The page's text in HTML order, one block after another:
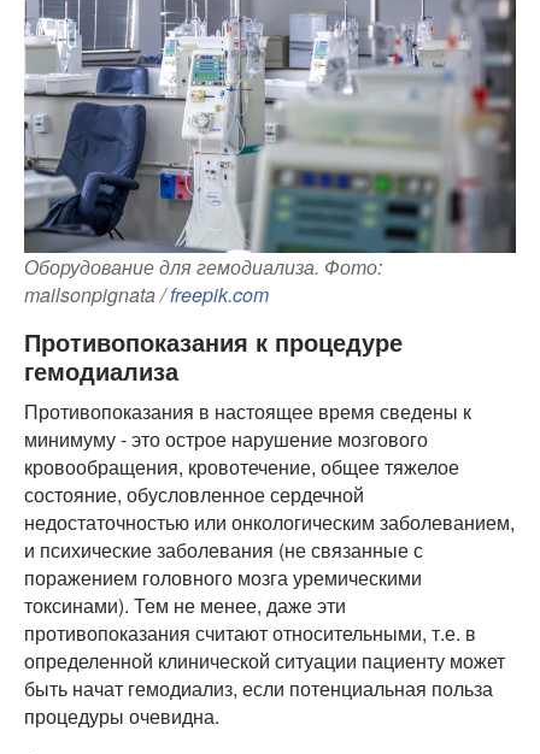
Оборудование для гемодиализа. Фото:
mailsonpignata /freepik.com
Противопоказания к процедуре
гемодиализа
Противопоказания в настоящее время сведены к
минимуму - это острое нарушение мозгового
кровообращения, кровотечение, общее тяжелое
состояние, обусловленное сердечной
недостаточностью или онкологическим заболеванием,
и психические заболевания (не связанные с
поражением головного мозга уремическими
токсинами). Тем не менее, даже эти
противопоказания считают относительными, т.е. в
определенной клинической ситуации пациенту может
быть начат гемодиализ, если потенциальная польза
процедуры очевидна.